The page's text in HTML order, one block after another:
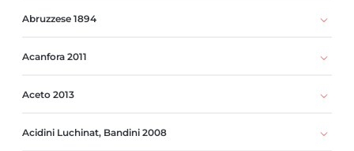
Abruzzese 1894
Acanfora 2011
Aceto 2013
Acidini Luchinat, Bandini 2008